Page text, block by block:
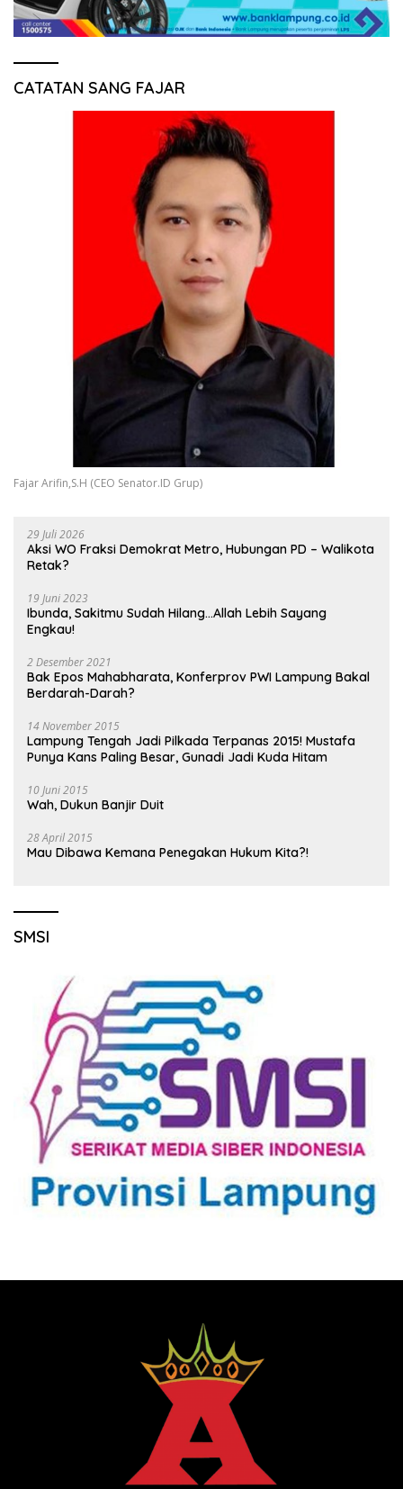
CATATAN SANG FAJAR
Fajar Arifin,S.H (CEO Senator.ID Grup)
29 Juli 2026
Aksi WO Fraksi Demokrat Metro, Hubungan PD – Walikota
Retak?
19 Juni 2023
Ibunda, Sakitmu Sudah Hilang…Allah Lebih Sayang
Engkau!
2 Desember 2021
Bak Epos Mahabharata, Konferprov PWI Lampung Bakal
Berdarah-Darah?
14 November 2015
Lampung Tengah Jadi Pilkada Terpanas 2015! Mustafa
Punya Kans Paling Besar, Gunadi Jadi Kuda Hitam
10 Juni 2015
Wah, Dukun Banjir Duit
28 April 2015
Mau Dibawa Kemana Penegakan Hukum Kita?!
SMSI